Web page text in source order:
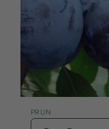
PRUN